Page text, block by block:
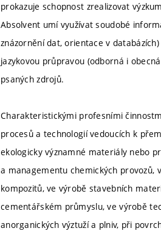
prokazuje schopnost zrealizovat
Absolvent umí využívat soudobé
znázornění dat, orientace v
jazykovou průpravou (odborná i
psaných zdrojů.
Charakteristickými profesními
procesů a technologií vedoucích k
ekologicky významné materiály nebo
a managementu chemických provozů,
kompozitů, ve výrobě stavebních
cementářském průmyslu, ve výrobě
anorganických výztuží a plniv, při